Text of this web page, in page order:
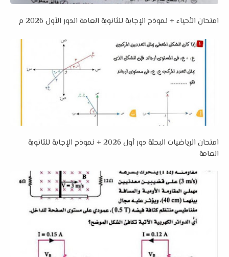
امتحان الأحياء + نموذج الإجابة للثانوية العامة الدور الأول 2026 م
امتحان الرياضيات البحتة دور أول 2026 + نموذج الإجابة للثانوية
العامة